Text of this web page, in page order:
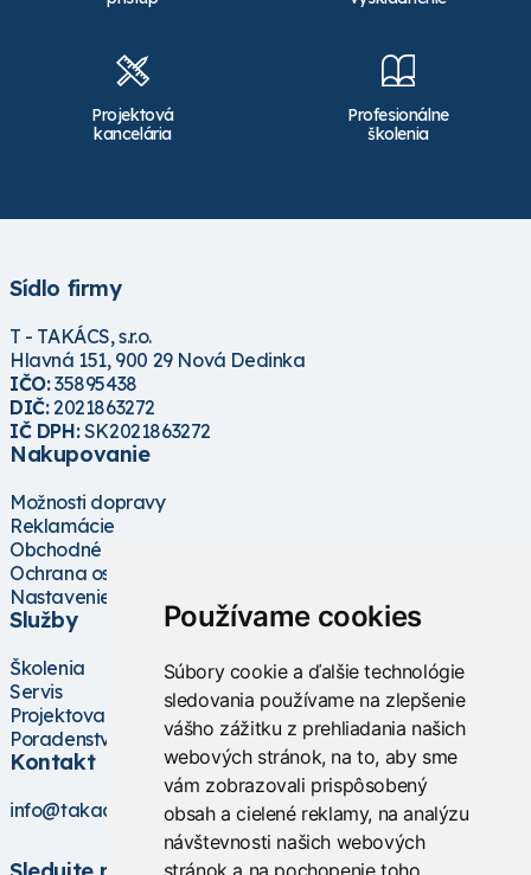
Používame cookies
Súbory cookie a ďalšie technológie
sledovania používame na zlepšenie
vášho zážitku z prehliadania našich
webových stránok, na to, aby sme
vám zobrazovali prispôsobený
obsah a cielené reklamy, na analýzu
návštevnosti našich webových
stránok a na pochopenie toho,
prihláste
registrujte
Novinka 1322025
Ubbink oceľová mreža
pre fontánovú
Quadro 1
Skladom
Pre zobrazenie ceny sa
prihláste
alebo
registrujte
pre fontánovú
Quadro 2
Skladom
Pre zobrazenie ceny sa
prihlástealebo
registrujte
Projektová
kancelária
Profesionálne
školenia
Sídlo firmy
T - TAKÁCS, s.r.o.
Hlavná 151, 900 29 Nová Dedinka
IČO:35895438
DIČ:2021863272
IČ DPH:SK2021863272
Nakupovanie
Možnosti dopravy
Reklamácie
Obchodné podmienky
Ochrana osobných údajov
Nastavenie cookies
Služby
Školenia
Servis
Projektovanie
Poradenstvo
Kontakt
info@takacs.sk